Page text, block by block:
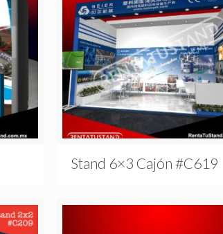
Stand 6×3 Cajón #C619